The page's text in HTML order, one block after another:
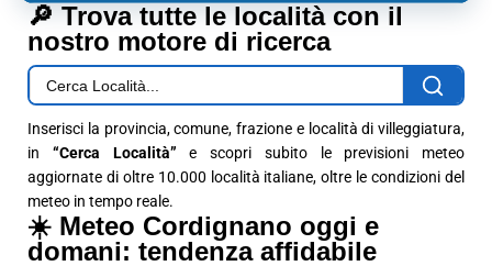
🔎 Trova tutte le località con il
nostro motore di ricerca
Inserisci la provincia, comune, frazione e località di villeggiatura,
in “Cerca Località” e scopri subito le previsioni meteo
aggiornate di oltre 10.000 località italiane, oltre le condizioni del
meteo in tempo reale.
☀️ Meteo Cordignano oggi e
domani: tendenza affidabile